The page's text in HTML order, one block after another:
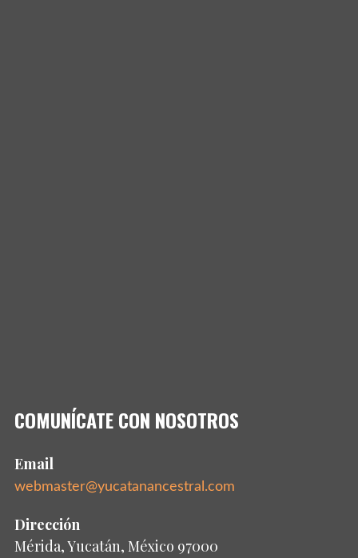
COMUNÍCATE CON NOSOTROS
Email
webmaster@yucatanancestral.com
Dirección
Mérida, Yucatán, México 97000